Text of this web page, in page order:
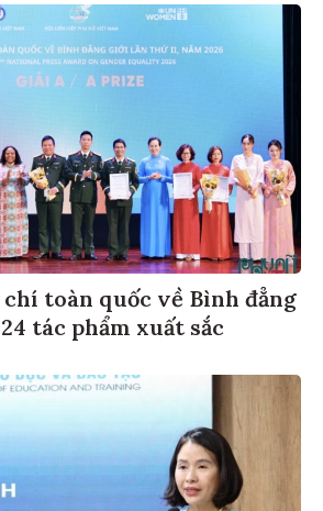
toàn quốc về Bình đẳng
tác phẩm xuất sắc